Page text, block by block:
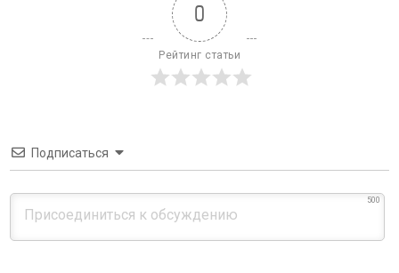
0
Рейтинг статьи
Подписаться
500